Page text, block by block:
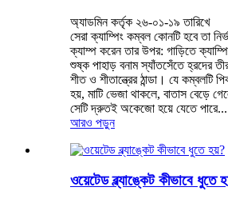
অ্যাডমিন কর্তৃক ২৬-০১-১৯ তারিখে
সেরা ক্যাম্পিং কম্বল কোনটি হবে তা
ক্যাম্প করেন তার উপর: গাড়িতে
শুষ্ক পাহাড় বনাম স্যাঁতসেঁতে হ্রদের
শীত ও শীতান্ত্রের ঠান্ডা। যে কম্বলটি
হয়, মাটি ভেজা থাকলে, বাতাস বেড়ে
সেটি দ্রুতই অকেজো হয়ে যেতে পারে...
আরও পড়ুন
ওয়েটেড ব্ল্যাঙ্কেট কীভাবে ধুতে